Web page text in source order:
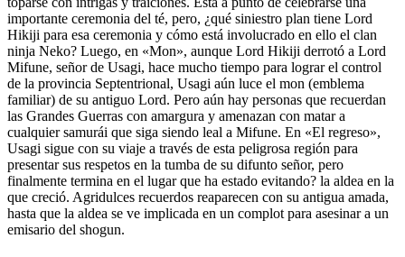
importante ceremonia del té, pero, ¿qué siniestro plan tiene Lord
Hikiji para esa ceremonia y cómo está involucrado en ello el clan
ninja Neko? Luego, en «Mon», aunque Lord Hikiji derrotó a Lord
Mifune, señor de Usagi, hace mucho tiempo para lograr el control
de la provincia Septentrional, Usagi aún luce el mon (emblema
familiar) de su antiguo Lord. Pero aún hay personas que recuerdan
las Grandes Guerras con amargura y amenazan con matar a
cualquier samurái que siga siendo leal a Mifune. En «El regreso»,
Usagi sigue con su viaje a través de esta peligrosa región para
presentar sus respetos en la tumba de su difunto señor, pero
finalmente termina en el lugar que ha estado evitando? la aldea en la
que creció. Agridulces recuerdos reaparecen con su antigua amada,
hasta que la aldea se ve implicada en un complot para asesinar a un
emisario del shogun.